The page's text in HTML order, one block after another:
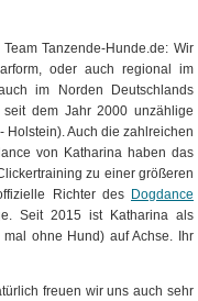
Tanzende-Hunde.de: Wir
oder auch regional im
im Norden Deutschlands
dem Jahr 2000 unzählige
Auch die zahlreichen
von Katharina haben das
zu einer größeren
Richter des Dogdance
Seit 2015 ist Katharina als
ohne Hund) auf Achse. Ihr
freuen wir uns auch sehr